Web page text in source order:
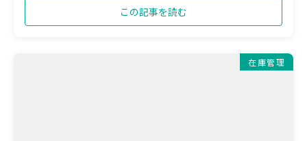
この記事を読む
在庫管理